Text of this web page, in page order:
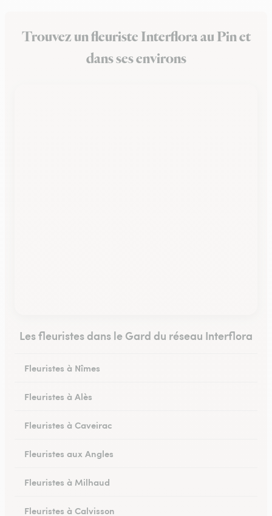
Trouvez un fleuriste Interflora au Pin et
dans ses environs
Les fleuristes dans le Gard du réseau Interflora
Fleuristes à Nîmes
Fleuristes à Alès
Fleuristes à Caveirac
Fleuristes aux Angles
Fleuristes à Milhaud
Fleuristes à Calvisson